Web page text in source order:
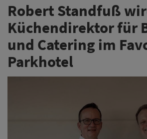
Robert Standfuß
Küchendirektor für
und Catering im
Parkhotel